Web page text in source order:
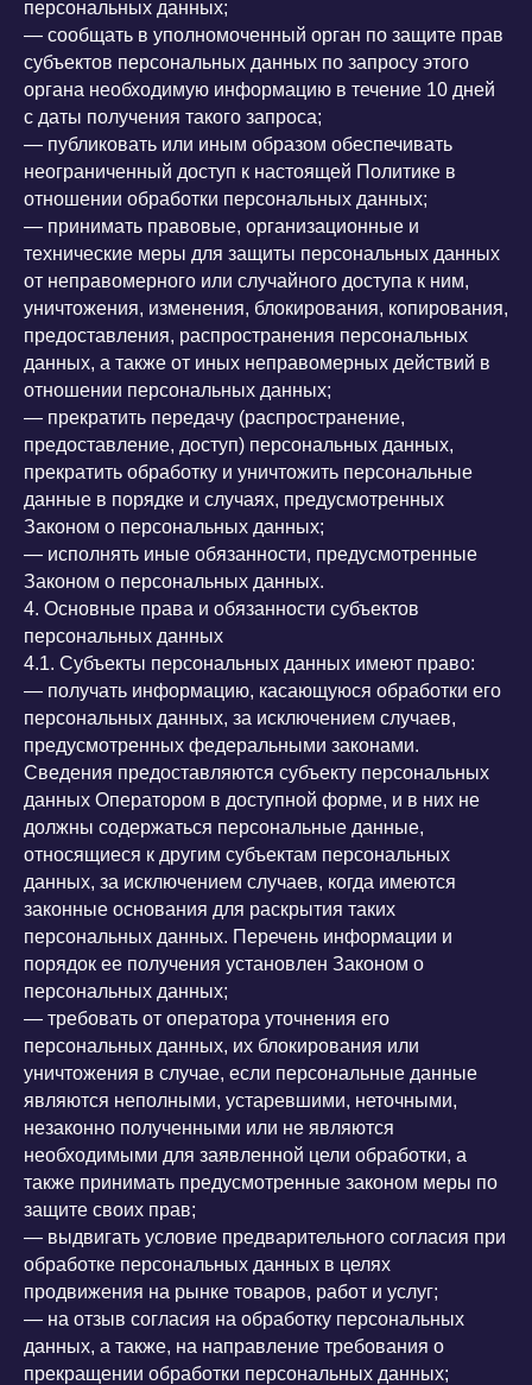
персональных данных;
— сообщать в уполномоченный орган по защите прав
субъектов персональных данных по запросу этого
органа необходимую информацию в течение 10 дней
с даты получения такого запроса;
— публиковать или иным образом обеспечивать
неограниченный доступ к настоящей Политике в
отношении обработки персональных данных;
— принимать правовые, организационные и
технические меры для защиты персональных данных
от неправомерного или случайного доступа к ним,
уничтожения, изменения, блокирования, копирования,
предоставления, распространения персональных
данных, а также от иных неправомерных действий в
отношении персональных данных;
— прекратить передачу (распространение,
предоставление, доступ) персональных данных,
прекратить обработку и уничтожить персональные
данные в порядке и случаях, предусмотренных
Законом о персональных данных;
— исполнять иные обязанности, предусмотренные
Законом о персональных данных.
4. Основные права и обязанности субъектов
персональных данных
4.1. Субъекты персональных данных имеют право:
— получать информацию, касающуюся обработки его
персональных данных, за исключением случаев,
предусмотренных федеральными законами.
Сведения предоставляются субъекту персональных
данных Оператором в доступной форме, и в них не
должны содержаться персональные данные,
относящиеся к другим субъектам персональных
данных, за исключением случаев, когда имеются
законные основания для раскрытия таких
персональных данных. Перечень информации и
порядок ее получения установлен Законом о
персональных данных;
— требовать от оператора уточнения его
персональных данных, их блокирования или
уничтожения в случае, если персональные данные
являются неполными, устаревшими, неточными,
незаконно полученными или не являются
необходимыми для заявленной цели обработки, а
также принимать предусмотренные законом меры по
защите своих прав;
— выдвигать условие предварительного согласия при
обработке персональных данных в целях
продвижения на рынке товаров, работ и услуг;
— на отзыв согласия на обработку персональных
данных, а также, на направление требования о
прекращении обработки персональных данных;